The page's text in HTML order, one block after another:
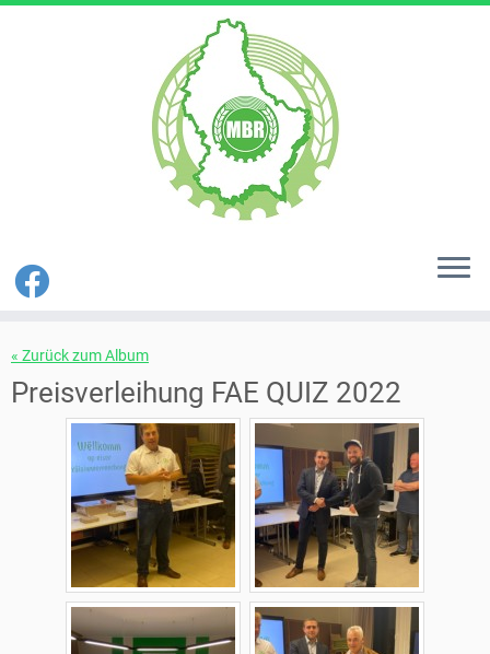
Inhalt
springen
« Zurück zum Album
Preisverleihung FAE QUIZ 2022